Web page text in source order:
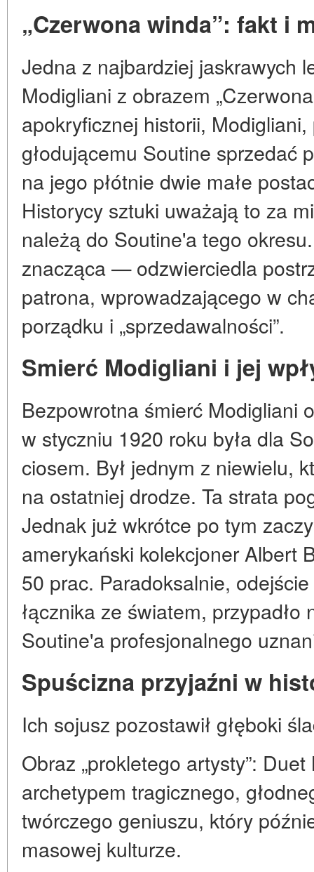
„Czerwona winda”: fakt i
Jedna z najbardziej jaskrawych
Modigliani z obrazem
apokryficznej historii,
głodującemu Soutine sprzedać
na jego płótnie dwie małe
Historycy sztuki uważają to za
należą do Soutine'a tego
znacząca — odzwierciedla
patrona, wprowadzającego w
porządku i „sprzedawalności”.
Smierć Modigliani i jej
Bezpowrotna śmierć Modigliani
w styczniu 1920 roku była dla
ciosem. Był jednym z niewielu,
na ostatniej drodze. Ta strata
Jednak już wkrótce po tym
amerykański kolekcjoner Albert
50 prac. Paradoksalnie,
łącznika ze światem,
Soutine'a profesjonalnego
Spuścizna przyjaźni w
Ich sojusz pozostawił głęboki
Obraz „prokletego artysty”:
archetypem tragicznego,
twórczego geniuszu, który
masowej kulturze.